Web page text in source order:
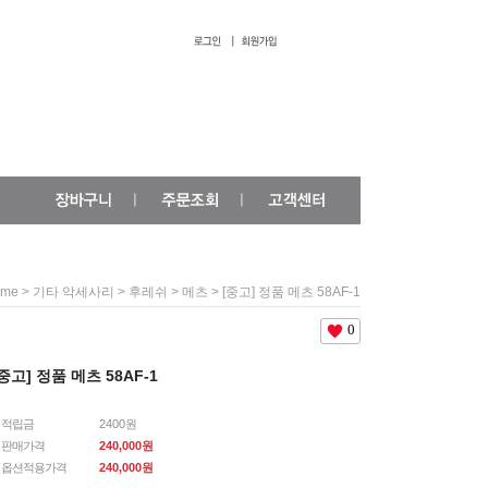
> 기타 악세사리 > 후레쉬 > 메츠 > [중고] 정품 메츠 58AF-1
0
고] 정품 메츠 58AF-1
적립금
2400원
판매가격
240,000원
옵션적용가격
240,000원